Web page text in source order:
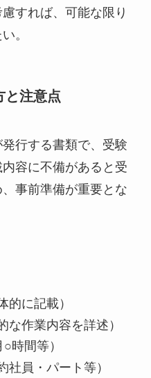
すれば、可能な限り
。
と注意点
行する書類で、受験
容に不備があると受
事前準備が重要とな
的に記載）
な作業内容を詳述）
時間等）
社員・パート等）